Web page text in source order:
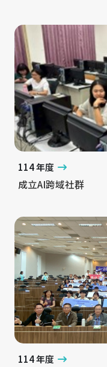
114 年度
成立AI跨域社群
114 年度